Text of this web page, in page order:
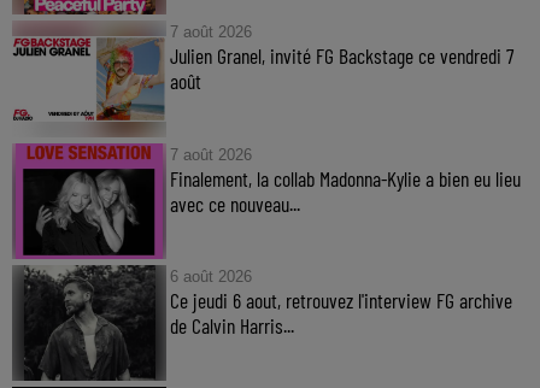
7 août 2026
Julien Granel, invité FG Backstage ce vendredi 7
août
7 août 2026
Finalement, la collab Madonna-Kylie a bien eu lieu
avec ce nouveau...
6 août 2026
Ce jeudi 6 aout, retrouvez l'interview FG archive
de Calvin Harris...